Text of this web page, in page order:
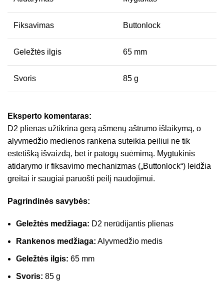
Fiksavimas Buttonlock
Geležtės ilgis 65 mm
Svoris 85 g
Eksperto komentaras:
D2 plienas užtikrina gerą ašmenų aštrumo išlaikymą, o
alyvmedžio medienos rankena suteikia peiliui ne tik
estetišką išvaizdą, bet ir patogų suėmimą. Mygtukinis
atidarymo ir fiksavimo mechanizmas („Buttonlock“) leidžia
greitai ir saugiai paruošti peilį naudojimui.
Pagrindinės savybės:
Geležtės medžiaga: D2 nerūdijantis plienas
Rankenos medžiaga: Alyvmedžio medis
Geležtės ilgis: 65 mm
Svoris: 85 g